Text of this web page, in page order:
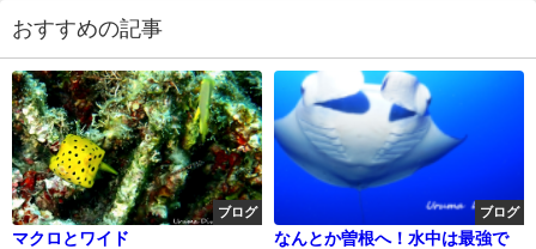
おすすめの記事
ブログ
マクロとワイド
ブログ
なんとか曽根へ！水中は最強で